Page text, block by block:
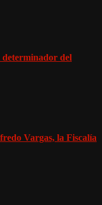
del
Vargas, la Fiscalía